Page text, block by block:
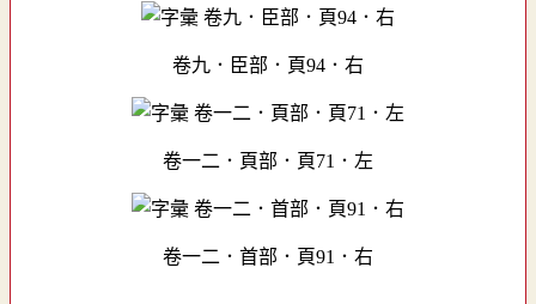
卷九．臣部．頁94．右
卷一二．頁部．頁71．左
卷一二．首部．頁91．右